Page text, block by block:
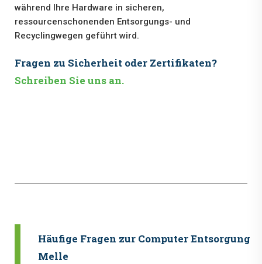
während Ihre Hardware in sicheren,
ressourcenschonenden Entsorgungs- und
Recyclingwegen geführt wird.
Fragen zu Sicherheit oder Zertifikaten?
Schreiben Sie uns an.
Häufige Fragen zur Computer Entsorgung
Melle